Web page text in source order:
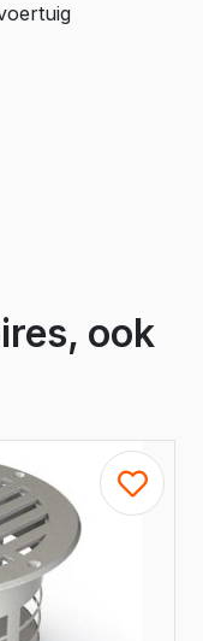
ook